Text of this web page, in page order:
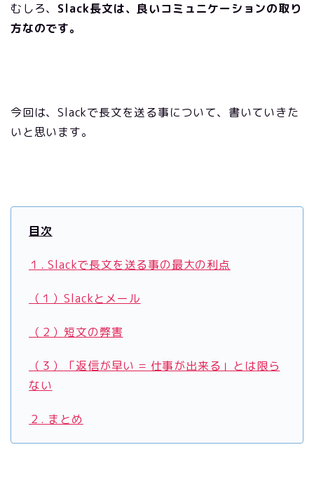
むしろ、 Slack長文は、良いコミュニケーションの取り
方なのです。
今回は、Slackで長文を送る事について、書いていきた
いと思います。
目次
１.Slackで長文を送る事の最大の利点
（１）Slackとメール
（２）短文の弊害
（３）「返信が早い = 仕事が出来る」とは限ら
ない
２. まとめ